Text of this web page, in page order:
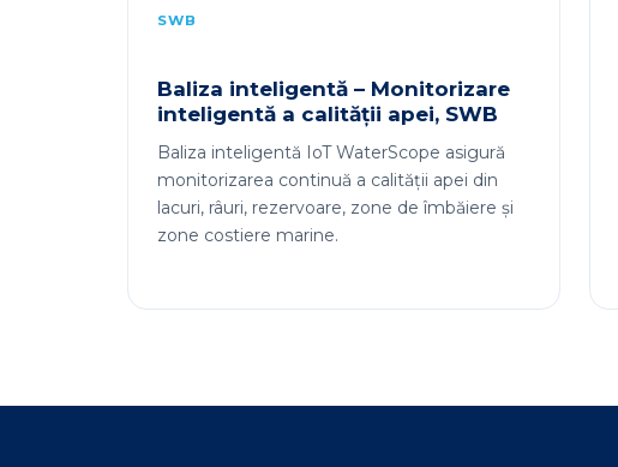
SWB
Baliza inteligentă – Monitorizare
inteligentă a calității apei, SWB
Baliza inteligentă IoT WaterScope asigură
monitorizarea continuă a calității apei din
lacuri, râuri, rezervoare, zone de îmbăiere și
zone costiere marine.